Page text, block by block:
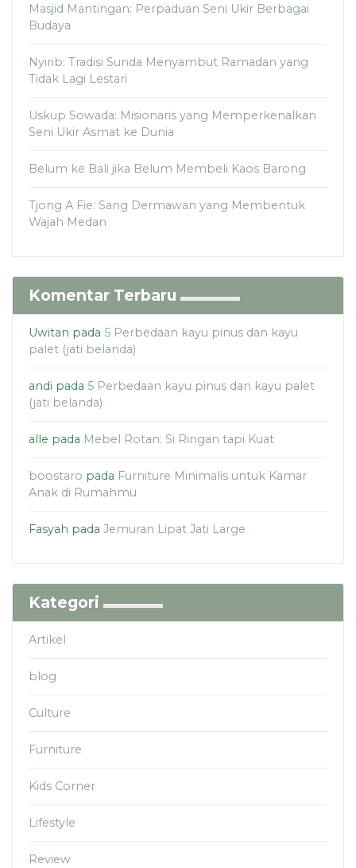
Masjid Mantingan: Perpaduan Seni Ukir Berbagai
Budaya
Nyirib: Tradisi Sunda Menyambut Ramadan yang
Tidak Lagi Lestari
Uskup Sowada: Misionaris yang Memperkenalkan
Seni Ukir Asmat ke Dunia
Belum ke Bali jika Belum Membeli Kaos Barong
Tjong A Fie: Sang Dermawan yang Membentuk
Wajah Medan
Komentar Terbaru
Uwitan pada 5 Perbedaan kayu pinus dan kayu
palet (jati belanda)
andi pada 5 Perbedaan kayu pinus dan kayu palet
(jati belanda)
alle pada Mebel Rotan: Si Ringan tapi Kuat
boostaro pada Furniture Minimalis untuk Kamar
Anak di Rumahmu
Fasyah pada Jemuran Lipat Jati Large
Kategori
Artikel
blog
Culture
Furniture
Kids Corner
Lifestyle
Review